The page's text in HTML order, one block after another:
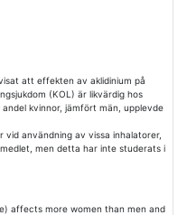
att effekten av aklidinium på
(KOL) är likvärdig hos
kvinnor, jämfört män, upplevde
vid användning av vissa inhalatorer,
men detta har inte studerats i
affects more women than men and